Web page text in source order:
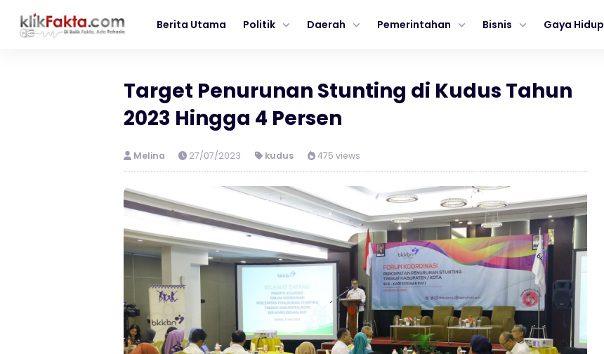
Berita Utama Politik Daerah Pemerintahan Bisnis Gaya Hidup
Target Penurunan Stunting di Kudus Tahun
2023 Hingga 4 Persen
Melina 27/07/2023 kudus 475 views